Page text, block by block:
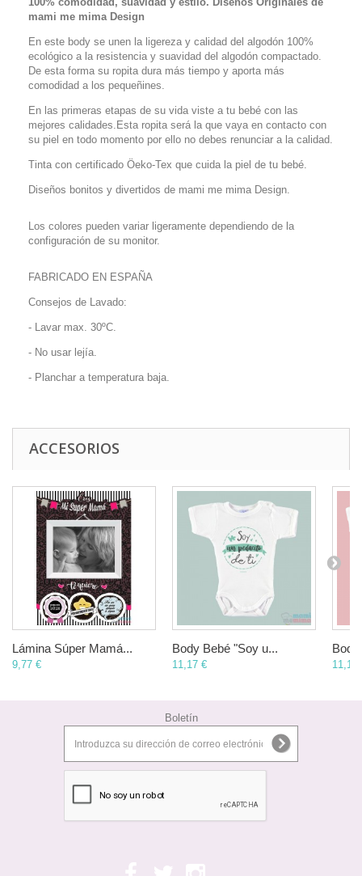
mami me mima Design
En este body se unen la ligereza y calidad del algodón 100%
ecológico a la resistencia y suavidad del algodón compactado.
De esta forma su ropita dura más tiempo y aporta más
comodidad a los pequeñines.
En las primeras etapas de su vida viste a tu bebé con las
mejores calidades.Esta ropita será la que vaya en contacto con
su piel en todo momento por ello no debes renunciar a la calidad.
Tinta con certificado Öeko-Tex que cuida la piel de tu bebé.
Diseños bonitos y divertidos de mami me mima Design.
Los colores pueden variar ligeramente dependiendo de la
configuración de su monitor.
FABRICADO EN ESPAÑA
Consejos de Lavado:
- Lavar max. 30ºC.
- No usar lejía.
- Planchar a temperatura baja.
ACCESORIOS
Lámina Súper Mamá...
9,77 €
Body Bebé "Soy u...
11,17 € 11,17
Boletín